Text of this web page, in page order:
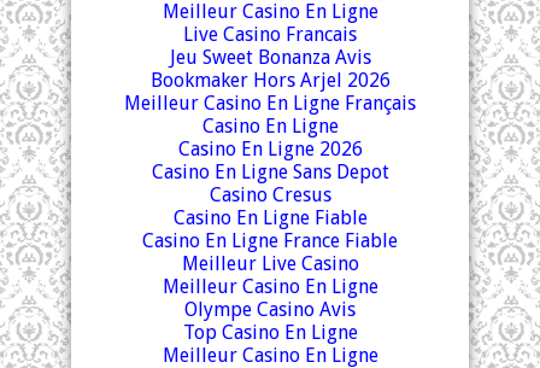
Meilleur Casino En Ligne
Live Casino Francais
Jeu Sweet Bonanza Avis
Bookmaker Hors Arjel 2026
Meilleur Casino En Ligne Français
Casino En Ligne
Casino En Ligne 2026
Casino En Ligne Sans Depot
Casino Cresus
Casino En Ligne Fiable
Casino En Ligne France Fiable
Meilleur Live Casino
Meilleur Casino En Ligne
Olympe Casino Avis
Top Casino En Ligne
Meilleur Casino En Ligne